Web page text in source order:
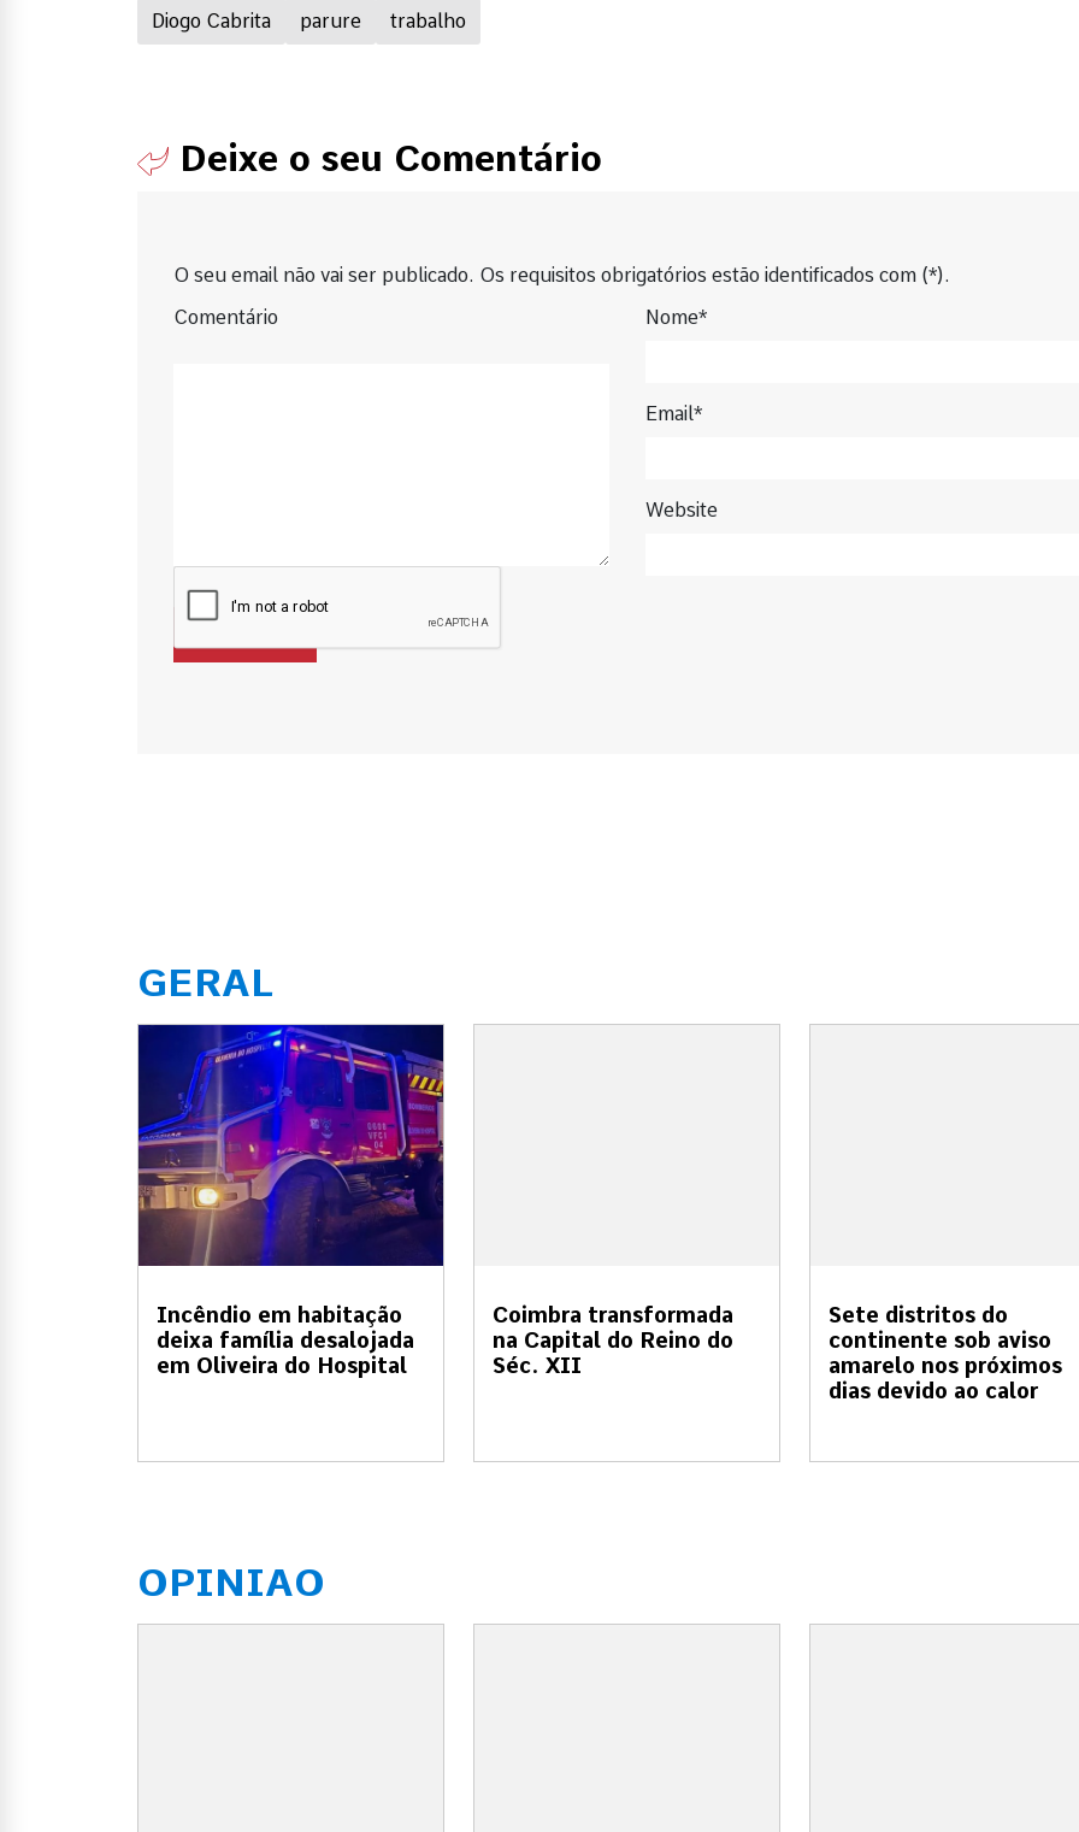
Diogo Cabrita parure trabalho
Deixe o seu Comentário
O seu email não vai ser publicado. Os requisitos obrigatórios estão identificados com (*).
Comentário
Nome*
Email*
Website
GERAL
Incêndio em habitação
deixa família desalojada
em Oliveira do Hospital
Coimbra transformada
na Capital do Reino do
Séc. XII
Sete distritos do
continente sob aviso
amarelo nos próximos
dias devido ao calor
OPINIAO